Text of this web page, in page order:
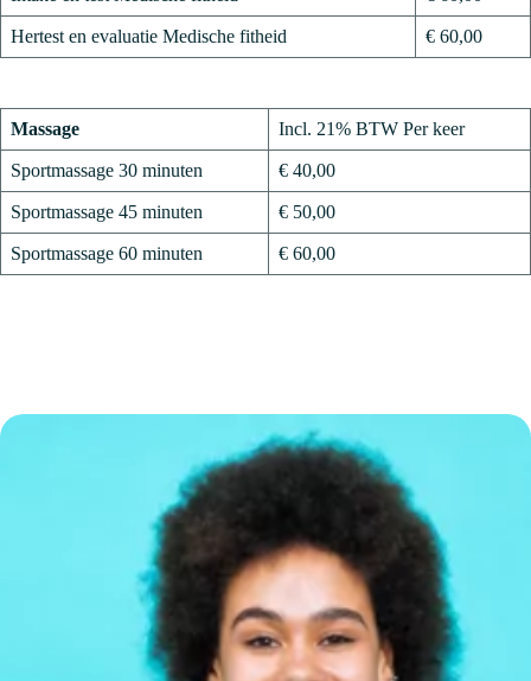
Hertest en evaluatie Medische fitheid € 60,00
Massage Incl. 21% BTW Per keer
Sportmassage 30 minuten € 40,00
Sportmassage 45 minuten € 50,00
Sportmassage 60 minuten € 60,00